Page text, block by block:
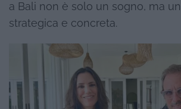
a Bali non è solo un sogno, ma
strategica e concreta.